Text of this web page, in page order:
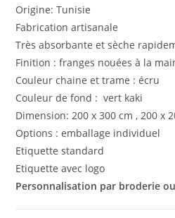
Origine: Tunisie
Fabrication artisanale
Très absorbante et sèche
Finition : franges nouées à la
Couleur chaine et trame : écru
Couleur de fond : vert kaki
Dimension: 200 x 300 cm , 200 x
Options : emballage individuel
Etiquette standard
Etiquette avec logo
Personnalisation par broderie